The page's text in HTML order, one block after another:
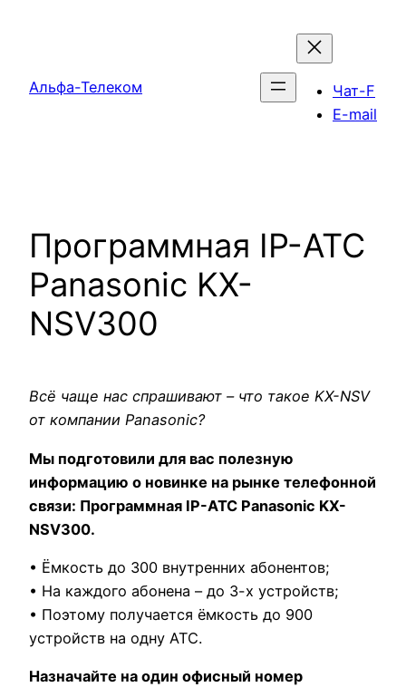
Альфа-Телеком
Чат-F
E-mail
Программная IP-АТС
Panasonic KX-
NSV300
Всё чаще нас спрашивают – что такое KX-NSV
от компании Panasonic?
Мы подготовили для вас полезную
информацию о новинке на рынке телефонной
связи: Программная IP-АТС Panasonic KX-
NSV300.
• Ёмкость до 300 внутренних абонентов;
• На каждого абонена – до 3-х устройств;
• Поэтому получается ёмкость до 900
устройств на одну АТС.
Назначайте на один офисный номер